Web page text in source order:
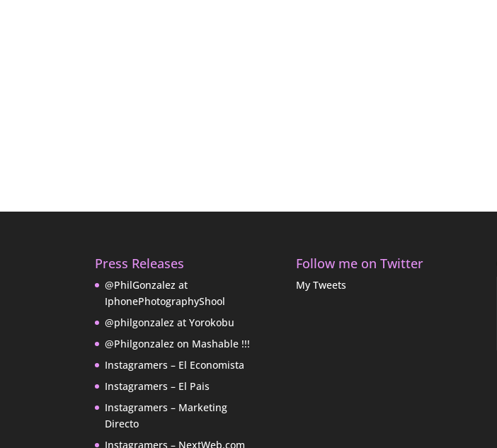
Press Releases
@PhilGonzalez at
IphonePhotographyShool
@philgonzalez at Yorokobu
@Philgonzalez on Mashable !!!
Instagramers – El Economista
Instagramers – El Pais
Instagramers – Marketing
Directo
Instagramers – NextWeb.com
Follow me on Twitter
My Tweets